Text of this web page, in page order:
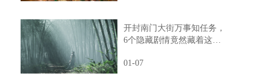
开封南门大街万事知任务，
6个隐藏剧情竟然藏着这样
01-07